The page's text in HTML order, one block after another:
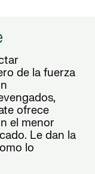
de la fuerza
ofrece
el menor
Le dan la
lo